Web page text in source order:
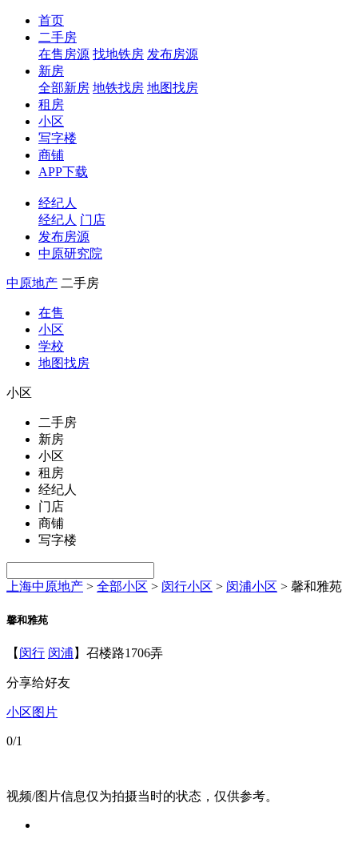
首页
二手房
在售房源 找地铁房 发布房源
新房
全部新房 地铁找房 地图找房
租房
小区
写字楼
商铺
APP下载
经纪人
经纪人 门店
发布房源
中原研究院
中原地产 二手房
在售
小区
学校
地图找房
小区
二手房
新房
小区
租房
经纪人
门店
商铺
写字楼
上海中原地产 > 全部小区 > 闵行小区 > 闵浦小区 > 馨和雅苑
馨和雅苑
【 闵行 闵浦 】召楼路1706弄
分享给好友
小区图片
0/1
视频/图片信息仅为拍摄当时的状态，仅供参考。